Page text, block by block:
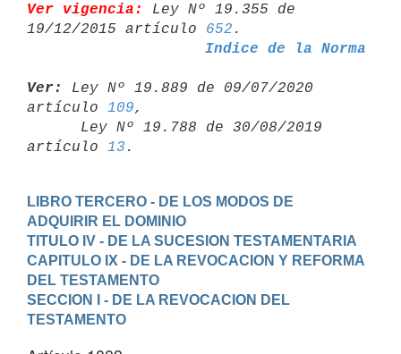
Ver vigencia:
Ley Nº 19.355 de
19/12/2015 artículo 652
Indice de la Norma
Ver:
Ley Nº 19.889 de 09/07/2020
artículo 109,
artículo 13
LIBRO TERCERO - DE LOS MODOS DE
ADQUIRIR EL DOMINIO
TITULO IV - DE LA SUCESION TESTAMENTARIA
CAPITULO IX - DE LA REVOCACION Y REFORMA
DEL TESTAMENTO
SECCION I - DE LA REVOCACION DEL
TESTAMENTO